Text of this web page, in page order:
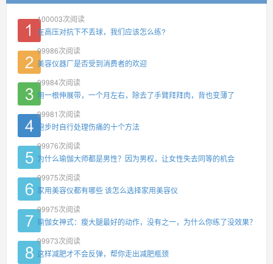
100003次阅读
在高压对抗下不丢球，我们应该怎么练?
99986次阅读
美容仪器厂是否受到消费者的欢迎
99984次阅读
用一根伸展带，一个月左右，除去了手臂拜拜肉，背也变薄了
99981 次阅读
跑步时自行处理伤痛的十个方法
99976次阅读
为什么瑜伽大师都是男性？因为男权，让女性失去同等的机会
99975次阅读
家用美容仪都有哪些 该怎么选择家用美容仪
99975次阅读
瑜伽女神式：瘦大腿最好的动作，没有之一，为什么你练了没效果？
99973次阅读
这样减肥才不会反弹，帮你走出减肥瓶颈